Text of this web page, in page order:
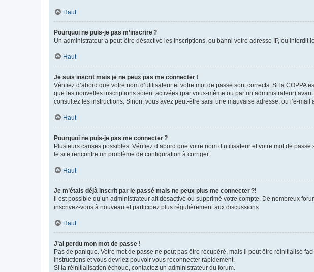
Haut
Pourquoi ne puis-je pas m’inscrire ?
Un administrateur a peut-être désactivé les inscriptions, ou banni votre adresse IP, ou interdit
Haut
Je suis inscrit mais je ne peux pas me connecter !
Vérifiez d’abord que votre nom d’utilisateur et votre mot de passe sont corrects. Si la
que les nouvelles inscriptions soient activées (par vous-même ou par un administrateur)
consultez les instructions. Sinon, vous avez peut-être saisi une mauvaise adresse, ou l’e-
Haut
Pourquoi ne puis-je pas me connecter ?
Plusieurs causes possibles. Vérifiez d’abord que votre nom d’utilisateur et votre mot de
le site rencontre un problème de configuration à corriger.
Haut
Je m’étais déjà inscrit par le passé mais ne peux plus me connecter ?!
Il est possible qu’un administrateur ait désactivé ou supprimé votre compte. De nombreux
inscrivez-vous à nouveau et participez plus régulièrement aux discussions.
Haut
J’ai perdu mon mot de passe !
Pas de panique. Votre mot de passe ne peut pas être récupéré, mais il peut être réinitialisé
instructions et vous devriez pouvoir vous reconnecter rapidement.
Si la réinitialisation échoue, contactez un administrateur du forum.